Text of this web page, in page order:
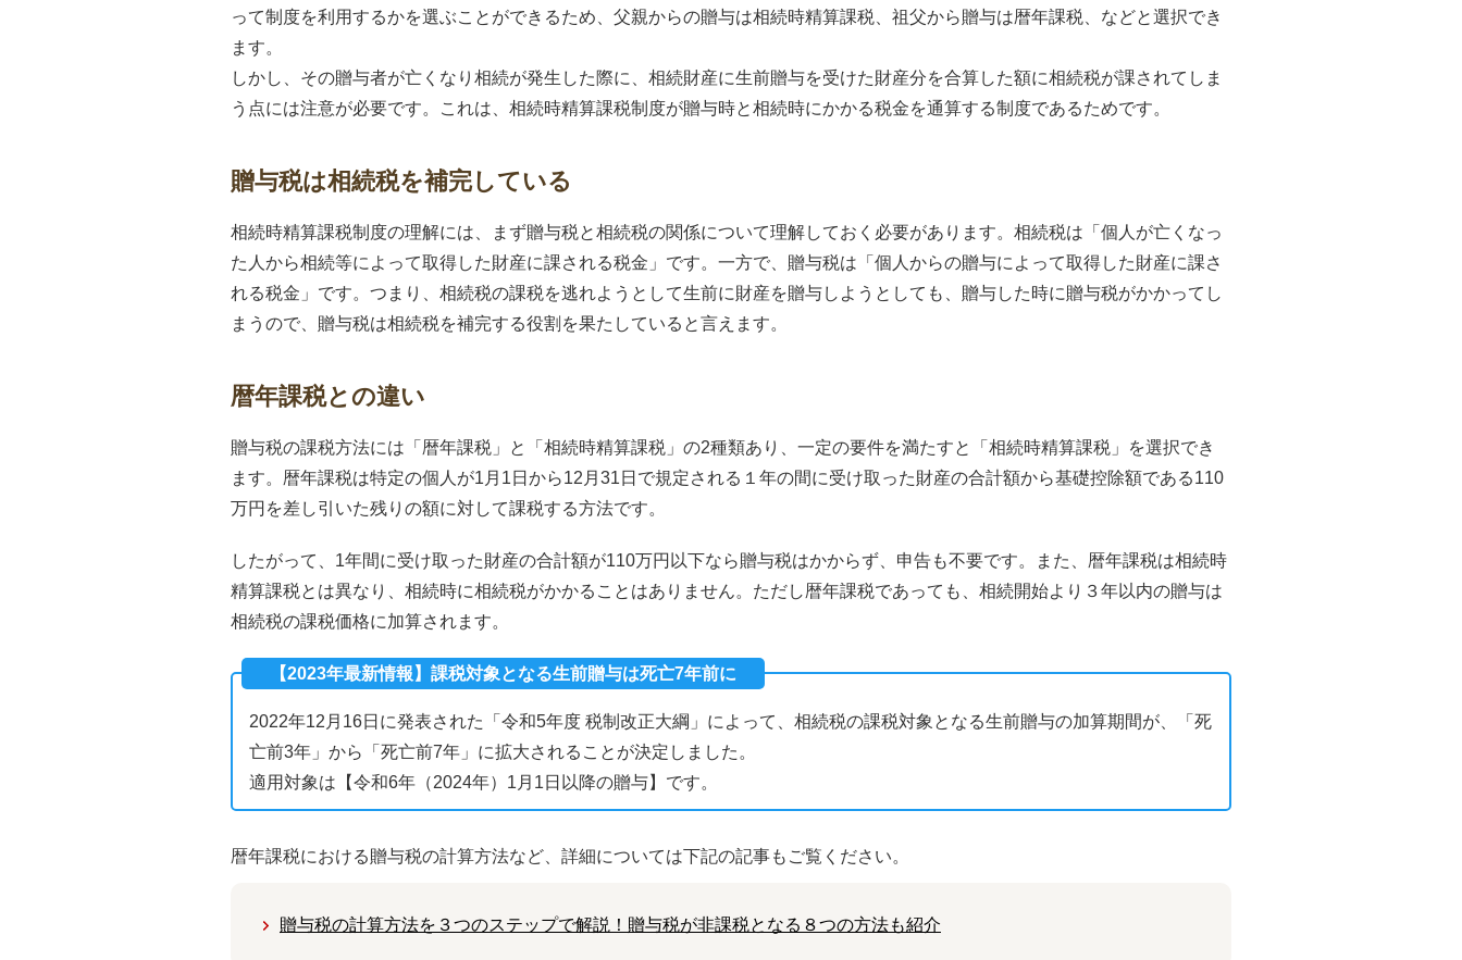
って制度を利用するかを選ぶことができるため、父親からの贈与は相続時精算課税、祖父から贈与は暦年課税、などと選択でき
ます。
しかし、その贈与者が亡くなり相続が発生した際に、相続財産に生前贈与を受けた財産分を合算した額に相続税が課されてしま
う点には注意が必要です。これは、相続時精算課税制度が贈与時と相続時にかかる税金を通算する制度であるためです。
贈与税は相続税を補完している
相続時精算課税制度の理解には、まず贈与税と相続税の関係について理解しておく必要があります。相続税は「個人が亡くなっ
た人から相続等によって取得した財産に課される税金」です。一方で、贈与税は「個人からの贈与によって取得した財産に課さ
れる税金」です。つまり、相続税の課税を逃れようとして生前に財産を贈与しようとしても、贈与した時に贈与税がかかってし
まうので、贈与税は相続税を補完する役割を果たしていると言えます。
暦年課税との違い
贈与税の課税方法には「暦年課税」と「相続時精算課税」の2種類あり、一定の要件を満たすと「相続時精算課税」を選択でき
ます。暦年課税は特定の個人が1月1日から12月31日で規定される１年の間に受け取った財産の合計額から基礎控除額である110
万円を差し引いた残りの額に対して課税する方法です。
したがって、1年間に受け取った財産の合計額が110万円以下なら贈与税はかからず、申告も不要です。また、暦年課税は相続時
精算課税とは異なり、相続時に相続税がかかることはありません。ただし暦年課税であっても、相続開始より３年以内の贈与は
相続税の課税価格に加算されます。
【2023年最新情報】課税対象となる生前贈与は死亡7年前に
2022年12月16日に発表された「令和5年度 税制改正大綱」によって、相続税の課税対象となる生前贈与の加算期間が、「死
亡前3年」から「死亡前7年」に拡大されることが決定しました。
適用対象は【令和6年（2024年）1月1日以降の贈与】です。
暦年課税における贈与税の計算方法など、詳細については下記の記事もご覧ください。
贈与税の計算方法を３つのステップで解説！贈与税が非課税となる８つの方法も紹介